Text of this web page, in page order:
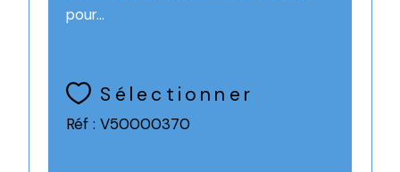
pour...
Sélectionner
Réf : V50000370